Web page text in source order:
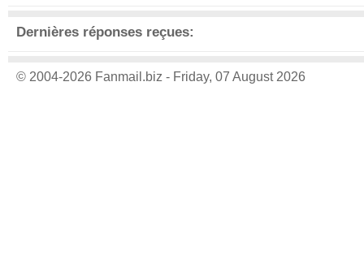
Dernières réponses reçues:
© 2004-2026 Fanmail.biz - Friday, 07 August 2026